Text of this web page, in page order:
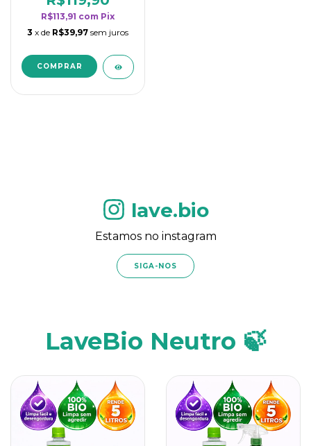
categoria - Flor de
Laranjeira
R$113,91 com Pix
3 x de R$39,97 sem juros
lave.bio
Estamos no instagram
SIGA-NOS
LaveBio Neutro 🍃